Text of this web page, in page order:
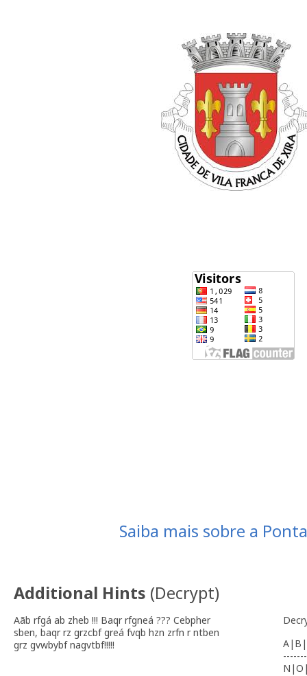
Saiba mais sobre a
Additional Hints (Decrypt)
Aãb rfgá ab zheb !!! Baqr rfgneá ??? Cebpher
sben, baqr rz grzcbf greá fvqb hzn zrfn r ntben
grz gvwbybf nagvtbf!!!!!